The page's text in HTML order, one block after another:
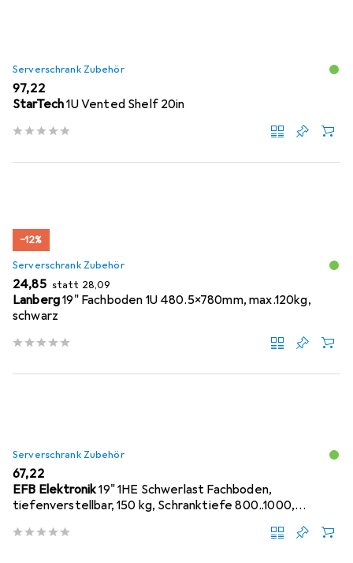
Serverschrank Zubehör
EUR
97,22
StarTech1U Vented Shelf 20in
−12%
Serverschrank Zubehör
EUR
24,85 statt EUR
28,09
Lanberg19" Fachboden 1U 480.5x780mm, max.120kg,
schwarz
Serverschrank Zubehör
EUR
67,22
EFB Elektronik19" 1HE Schwerlast Fachboden,
tiefenverstellbar, 150 kg, Schranktiefe 800..1000,